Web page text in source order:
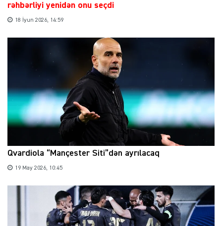
rəhbərliyi yenidən onu seçdi
18 İyun 2026, 14:59
Qvardiola “Mançester Siti”dən ayrılacaq
19 May 2026, 10:45